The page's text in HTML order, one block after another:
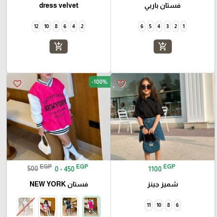
فستان باربي
1
2
3
4
5
6
add_shopping_cart
dress velvet
2
4
6
8
10
12
add_shopping_cart
favorite_border
1100 EGP
شميز جينز
6
8
10
11
favorite_border -100%
500 EGP 0 - 450 EGP
فستان NEW YORK